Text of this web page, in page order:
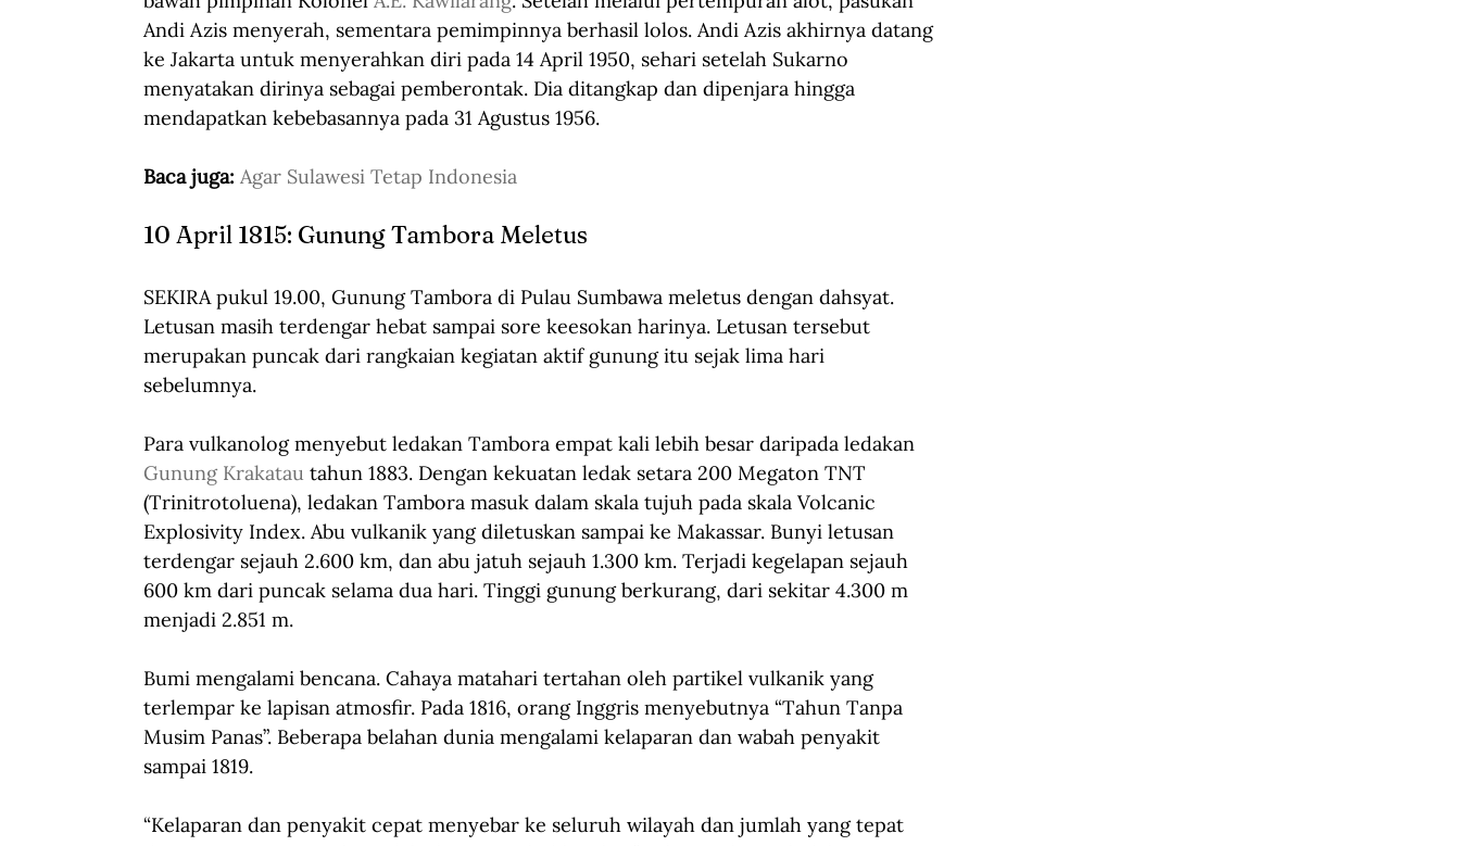
Andi Azis menyerah, sementara pemimpinnya berhasil lolos. Andi Azis akhirnya datang
ke Jakarta untuk menyerahkan diri pada 14 April 1950, sehari setelah Sukarno
menyatakan dirinya sebagai pemberontak. Dia ditangkap dan dipenjara hingga
mendapatkan kebebasannya pada 31 Agustus 1956.
Baca juga: Agar Sulawesi Tetap Indonesia
10 April 1815: Gunung Tambora Meletus
SEKIRA pukul 19.00, Gunung Tambora di Pulau Sumbawa meletus dengan dahsyat.
Letusan masih terdengar hebat sampai sore keesokan harinya. Letusan tersebut
merupakan puncak dari rangkaian kegiatan aktif gunung itu sejak lima hari
sebelumnya.
Para vulkanolog menyebut ledakan Tambora empat kali lebih besar daripada ledakan
Gunung Krakatau tahun 1883. Dengan kekuatan ledak setara 200 Megaton TNT
(Trinitrotoluena), ledakan Tambora masuk dalam skala tujuh pada skala Volcanic
Explosivity Index. Abu vulkanik yang diletuskan sampai ke Makassar. Bunyi letusan
terdengar sejauh 2.600 km, dan abu jatuh sejauh 1.300 km. Terjadi kegelapan sejauh
600 km dari puncak selama dua hari. Tinggi gunung berkurang, dari sekitar 4.300 m
menjadi 2.851 m.
Bumi mengalami bencana. Cahaya matahari tertahan oleh partikel vulkanik yang
terlempar ke lapisan atmosfir. Pada 1816, orang Inggris menyebutnya “Tahun Tanpa
Musim Panas”. Beberapa belahan dunia mengalami kelaparan dan wabah penyakit
sampai 1819.
“Kelaparan dan penyakit cepat menyebar ke seluruh wilayah dan jumlah yang tepat